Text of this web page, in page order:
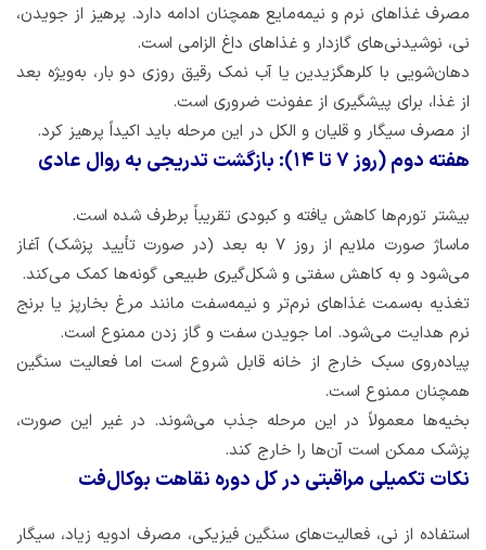
مصرف غذاهای نرم و نیمه‌مایع همچنان ادامه دارد. پرهیز از جویدن،
نی، نوشیدنی‌های گازدار و غذاهای داغ الزامی است.
دهان‌شویی با کلرهگزیدین یا آب نمک رقیق روزی دو بار، به‌ویژه بعد
از غذا، برای پیشگیری از عفونت ضروری است.
از مصرف سیگار و قلیان و الکل در این مرحله باید اکیداً پرهیز کرد.
هفته دوم (روز ۷ تا ۱۴): بازگشت تدریجی به روال عادی
بیشتر تورم‌ها کاهش یافته و کبودی تقریباً برطرف شده است.
ماساژ صورت ملایم از روز ۷ به بعد (در صورت تأیید پزشک) آغاز
می‌شود و به کاهش سفتی و شکل‌گیری طبیعی گونه‌ها کمک می‌کند.
تغذیه به‌سمت غذاهای نرم‌تر و نیمه‌سفت مانند مرغ بخارپز یا برنج
نرم هدایت می‌شود. اما جویدن سفت و گاز زدن ممنوع است.
پیاده‌روی سبک خارج از خانه قابل شروع است اما فعالیت سنگین
همچنان ممنوع است.
بخیه‌ها معمولاً در این مرحله جذب می‌شوند. در غیر این صورت،
پزشک ممکن است آن‌ها را خارج کند.
نکات تکمیلی مراقبتی در کل دوره نقاهت بوکال‌فت
استفاده از نی، فعالیت‌های سنگین فیزیکی، مصرف ادویه زیاد، سیگار